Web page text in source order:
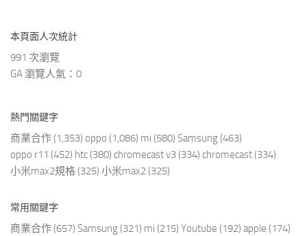
本頁面人次統計
991 次瀏覽
GA 瀏覽人氣：0
熱門關鍵字
商業合作 (1,353) oppo (1,086) mi (580) Samsung (463)
oppo r11 (452) htc (380) chromecast v3 (334) chromecast (334)
小米max2規格 (325) 小米max2 (325)
常用關鍵字
商業合作 (657) Samsung (321) mi (215) Youtube (192) apple (174)